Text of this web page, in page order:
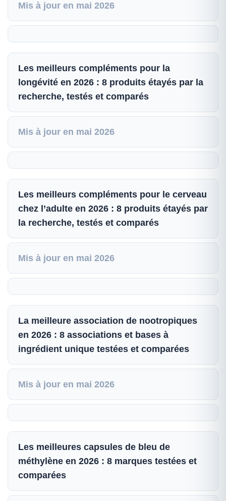
Mis à jour en mai 2026
Les meilleurs compléments pour la
longévité en 2026 : 8 produits étayés par la
recherche, testés et comparés
Mis à jour en mai 2026
Les meilleurs compléments pour le cerveau
chez l’adulte en 2026 : 8 produits étayés par
la recherche, testés et comparés
Mis à jour en mai 2026
La meilleure association de nootropiques
en 2026 : 8 associations et bases à
ingrédient unique testées et comparées
Mis à jour en mai 2026
Les meilleures capsules de bleu de
méthylène en 2026 : 8 marques testées et
comparées